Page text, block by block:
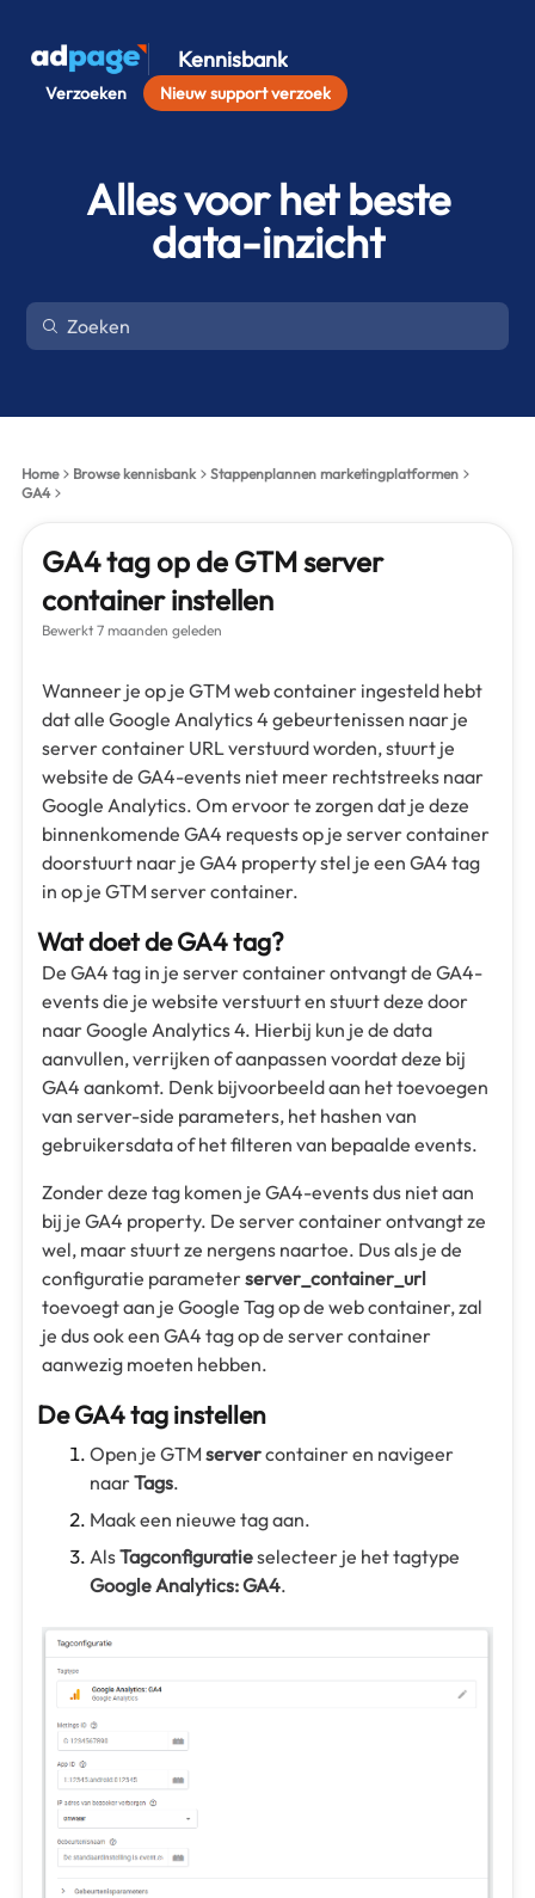
Kennisbank
Verzoeken Nieuw support verzoek
Alles voor het beste
data-inzicht
Home Browse kennisbank
Stappenplannen marketingplatformen
GA4
GA4 tag op de GTM server
container instellen
Bewerkt 7 maanden geleden
Wanneer je op je GTM web container ingesteld hebt
dat alle Google Analytics 4 gebeurtenissen naar je
server container URL verstuurd worden, stuurt je
website de GA4-events niet meer rechtstreeks naar
Google Analytics. Om ervoor te zorgen dat je deze
binnenkomende GA4 requests op je server container
doorstuurt naar je GA4 property stel je een GA4 tag
in op je GTM server container.
Wat doet de GA4 tag?
De GA4 tag in je server container ontvangt de GA4-
events die je website verstuurt en stuurt deze door
naar Google Analytics 4. Hierbij kun je de data
aanvullen, verrijken of aanpassen voordat deze bij
GA4 aankomt. Denk bijvoorbeeld aan het toevoegen
van server-side parameters, het hashen van
gebruikersdata of het filteren van bepaalde events.
Zonder deze tag komen je GA4-events dus niet aan
bij je GA4 property. De server container ontvangt ze
wel, maar stuurt ze nergens naartoe. Dus als je de
configuratie parameterserver_container_url
toevoegt aan je Google Tag op de web container, zal
je dus ook een GA4 tag op de server container
aanwezig moeten hebben.
De GA4 tag instellen
Open je GTM servercontainer en navigeer
naarTags.
Maak een nieuwe tag aan.
AlsTagconfiguratieselecteer je het tagtype
Google Analytics: GA4.